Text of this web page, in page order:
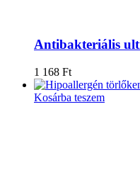
Antibakteriális
1 168 Ft
Kosárba teszem